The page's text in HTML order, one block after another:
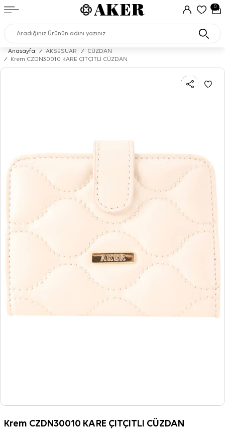
0
Anasayfa / AKSESUAR /
CÜZDAN
/
Krem CZDN30010 KARE ÇITÇITLI CÜZDAN
Krem CZDN30010 KARE ÇITÇITLI CÜZDAN